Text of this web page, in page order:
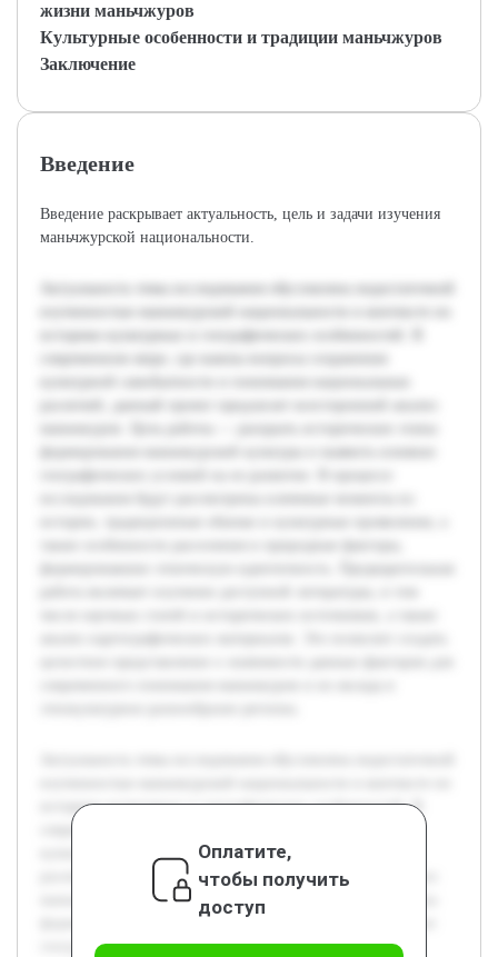
жизни маньчжуров
Культурные особенности и традиции маньчжуров
Заключение
Введение
Введение раскрывает актуальность, цель и задачи изучения
маньчжурской национальности.
историко-культурных и географических особенностей. В
современном мире, где важны вопросы сохранения
культурной самобытности и понимания национальных
различий, данный проект предлагает всесторонний анализ
маньчжуров. Цель работы — раскрыть исторические этапы
географических условий на ее развитие. В процессе
Оплатите,
чтобы получить
доступ